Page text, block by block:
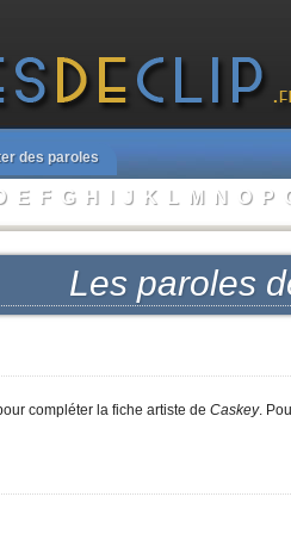
des paroles
E F G H I J K L M N O P
Les paroles
compléter la fiche artiste de Caskey.